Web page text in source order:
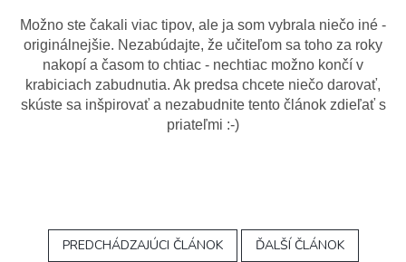
Možno ste čakali viac tipov, ale ja som vybrala niečo iné -
originálnejšie. Nezabúdajte, že učiteľom sa toho za roky
nakopí a časom to chtiac - nechtiac možno končí v
krabiciach zabudnutia. Ak predsa chcete niečo darovať,
skúste sa inšpirovať a nezabudnite tento článok zdieľať s
priateľmi :-)
PREDCHÁDZAJÚCI ČLÁNOK ĎALŠÍ ČLÁNOK